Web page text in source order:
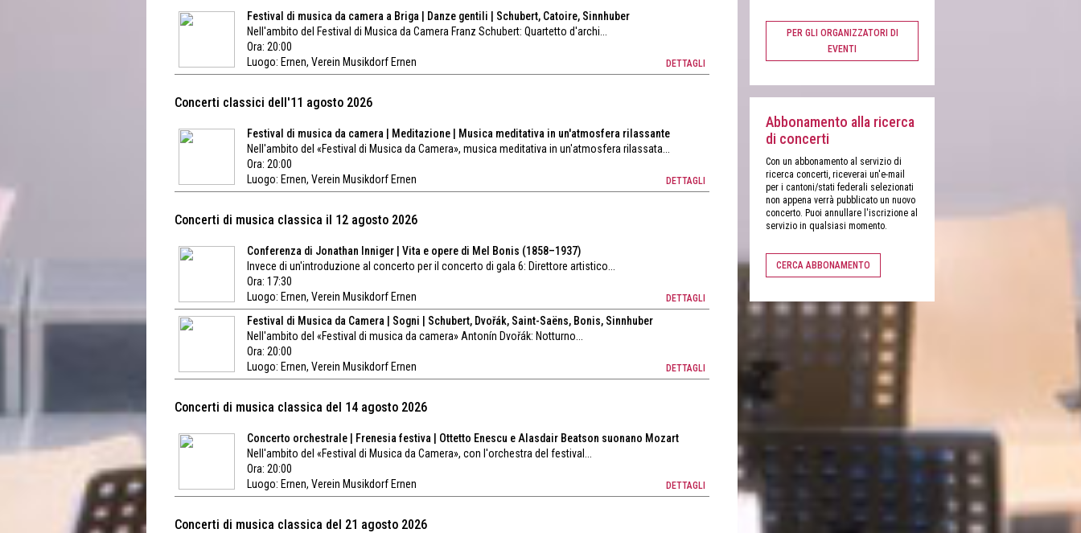
Festival di musica da camera a Briga | Danze gentili | Schubert, Catoire, Sinnhuber
Nell'ambito del Festival di Musica da Camera Franz Schubert: Quartetto d'archi...
Ora: 20:00
Luogo: Ernen, Verein Musikdorf Ernen DETTAGLI
Concerti classici dell'11 agosto 2026
Festival di musica da camera | Meditazione | Musica meditativa in un'atmosfera rilassante
Nell'ambito del «Festival di Musica da Camera», musica meditativa in un'atmosfera rilassata...
Ora: 20:00
Luogo: Ernen, Verein Musikdorf Ernen DETTAGLI
Concerti di musica classica il 12 agosto 2026
Conferenza di Jonathan Inniger | Vita e opere di Mel Bonis (1858–1937)
Invece di un'introduzione al concerto per il concerto di gala 6: Direttore artistico...
Ora: 17:30
Luogo: Ernen, Verein Musikdorf Ernen DETTAGLI
Festival di Musica da Camera | Sogni | Schubert, Dvořák, Saint-Saëns, Bonis, Sinnhuber
Nell'ambito del «Festival di musica da camera» Antonín Dvořák: Notturno...
Ora: 20:00
Luogo: Ernen, Verein Musikdorf Ernen DETTAGLI
Concerti di musica classica del 14 agosto 2026
Concerto orchestrale | Frenesia festiva | Ottetto Enescu e Alasdair Beatson suonano Mozart
Nell'ambito del «Festival di Musica da Camera», con l'orchestra del festival...
Ora: 20:00
Luogo: Ernen, Verein Musikdorf Ernen DETTAGLI
Concerti di musica classica del 21 agosto 2026
PER GLI ORGANIZZATORI DI
EVENTI
Abbonamento alla ricerca
di concerti
Con un abbonamento al servizio di
ricerca concerti, riceverai un'e-mail
per i cantoni/stati federali selezionati
non appena verrà pubblicato un nuovo
concerto. Puoi annullare l'iscrizione al
servizio in qualsiasi momento.
CERCA ABBONAMENTO